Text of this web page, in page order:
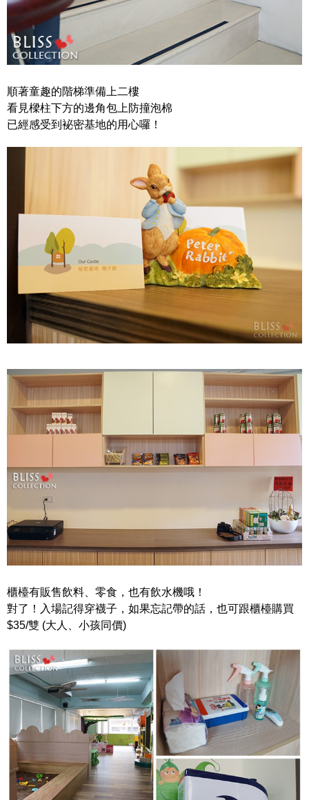
順著童趣的階梯準備上二樓
看見樑柱下方的邊角包上防撞泡棉
已經感受到 袐密基地的用心囉！
櫃檯有販售飲料、零食，也有飲水機哦！
對了！入場記得穿襪子，如果忘記帶的話，也可跟櫃檯購買
$35/雙 (大人、小孩同價)